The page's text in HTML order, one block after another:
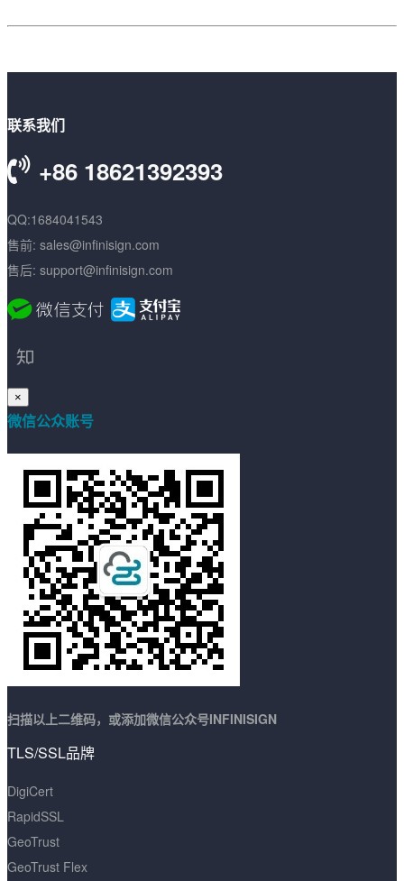
联系我们
+86 18621392393
QQ:1684041543
售前: sales@infinisign.com
售后: support@infinisign.com
×
微信公众账号
扫描以上二维码，或添加微信公众号INFINISIGN
TLS/SSL品牌
DigiCert
RapidSSL
GeoTrust
GeoTrust Flex